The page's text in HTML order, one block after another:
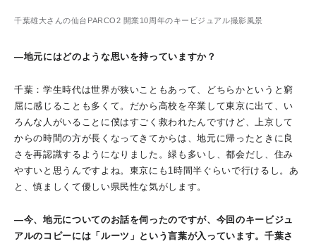
千葉雄大さんの仙台PARCO2 開業10周年のキービジュアル撮影風景
―地元にはどのような思いを持っていますか？
千葉：学生時代は世界が狭いこともあって、どちらかというと窮
屈に感じることも多くて。だから高校を卒業して東京に出て、い
ろんな人がいることに僕はすごく救われたんですけど、上京して
からの時間の方が長くなってきてからは、地元に帰ったときに良
さを再認識するようになりました。緑も多いし、都会だし、住み
やすいと思うんですよね。東京にも1時間半ぐらいで行けるし。あ
と、慎ましくて優しい県民性な気がします。
―今、地元についてのお話を伺ったのですが、今回のキービジュ
アルのコピーには「ルーツ」という言葉が入っています。千葉さ